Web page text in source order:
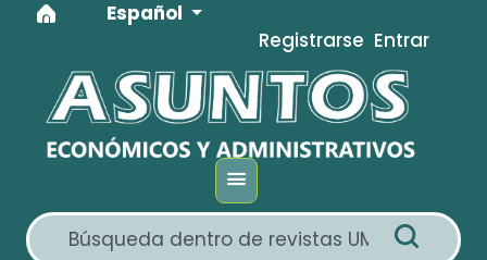
Ir al menú de navegación principal
Ir al contenido principal
Ir al pie de página del sitio
Idioma
Español
Registrarse Entrar